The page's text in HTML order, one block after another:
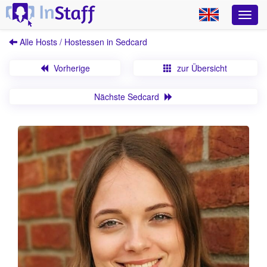
Alle Hosts / Hostessen in Sedcard
Vorherige zur Übersicht
Nächste Sedcard